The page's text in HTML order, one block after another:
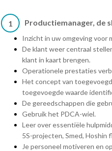
1 Productiemanager, de
Inzicht in uw omgeving voor
De klant weer centraal
klant in kaart brengen.
Operationele prestaties
Het concept van
toegevoegde waarde
De gereedschappen die
Gebruik het PDCA-wiel.
Leer over essentiële
5S-projecten, Smed, Hoshin
Je personeel motiveren en